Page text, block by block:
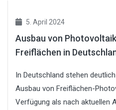
5. April 2024
Ausbau von
Freiflächen in
In Deutschland stehen
Ausbau von Freiflächen-
Verfügung als nach aktuellen